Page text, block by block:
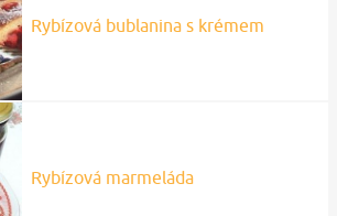
Rybízová bublanina s krémem
Rybízová marmeláda